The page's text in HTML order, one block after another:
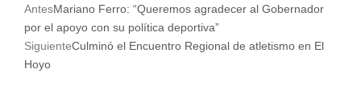
Ant
AntesMariano Ferro: “Queremos agradecer al Gobernador
por el apoyo con su política deportiva”
SiguienteCulminó el Encuentro Regional de atletismo en El
Hoyo
Siguiente